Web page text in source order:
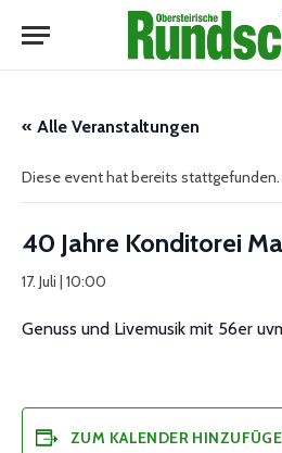
« Alle Veranstaltungen
Diese event hat bereits stattgefunden.
40 Jahre Konditorei
17. Juli | 10:00
Genuss und Livemusik mit 56er
ZUM KALENDER